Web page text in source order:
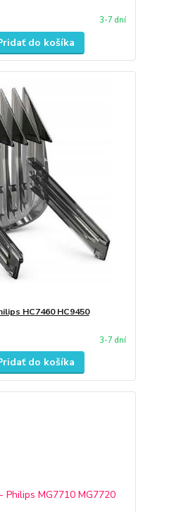
3-7 dní
do košíka
HC7460 HC9450
3-7 dní
do košíka